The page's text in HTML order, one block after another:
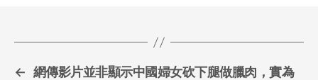
← 網傳影片並非顯示中國婦女砍下腿做臘肉，實為